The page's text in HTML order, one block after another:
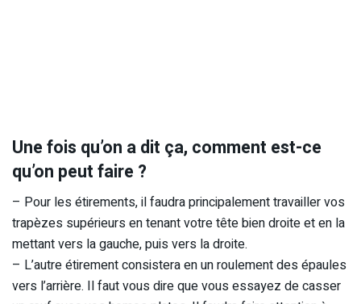
Une fois qu’on a dit ça, comment est-ce
qu’on peut faire ?
– Pour les étirements, il faudra principalement travailler vos
trapèzes supérieurs en tenant votre tête bien droite et en la
mettant vers la gauche, puis vers la droite.
– L’autre étirement consistera en un roulement des épaules
vers l’arrière. Il faut vous dire que vous essayez de casser